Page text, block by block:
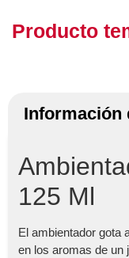
Producto
Información
125 Ml
El ambientador gota
en los aromas de